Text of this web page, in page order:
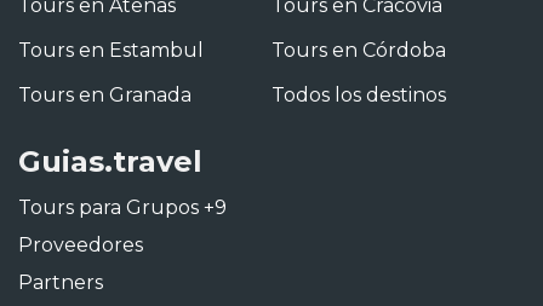
Tours en Atenas
Tours en Estambul
Tours en Granada
Tours en Cracovia
Tours en Córdoba
Todos los destinos
Guias.travel
Tours para Grupos +9
Proveedores
Partners